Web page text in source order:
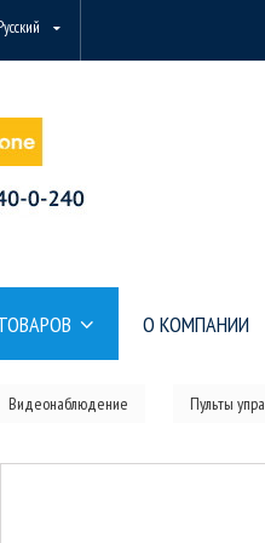
О КОМПАНИИ
Видеонаблюдение Пульты